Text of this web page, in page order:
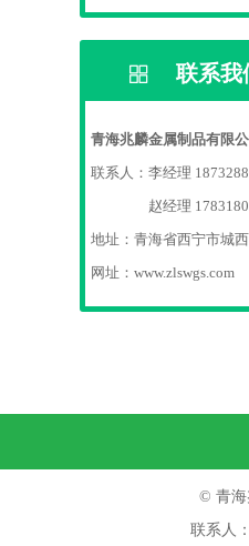
联系我
青海兆麟金属制品有限公
联系人：李经理
赵经理
地址：青海省西宁市城
网址：www.zlswgs.com
© 青海
联系人